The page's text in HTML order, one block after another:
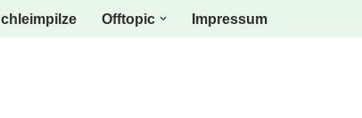
Offtopic Impressum